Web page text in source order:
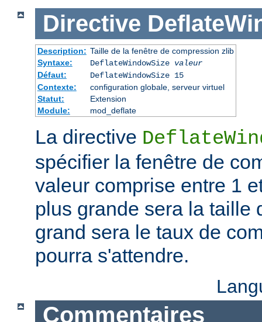
Directive
Description: Taille de la fenêtre de compression zlib
Syntaxe:
DeflateWindowSize valeur
Défaut:
DeflateWindowSize 15
Contexte:
configuration globale, serveur virtuel
Statut:
Extension
Module:
mod_deflate
La directive
spécifier la fenêtre de
valeur comprise entre 1
plus grande sera la taille
grand sera le taux de
pourra s'attendre.
Commentaires